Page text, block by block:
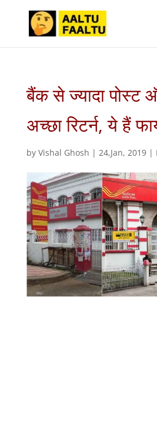
बैंक से ज्यादा पोस्ट
अच्छा रिटर्न, ये हैं
by Vishal Ghosh | 24,Jan, 2019|